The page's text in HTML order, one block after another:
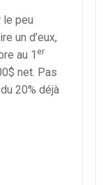
le peu
un d’eux,
au 1 er
net. Pas
20% déjà